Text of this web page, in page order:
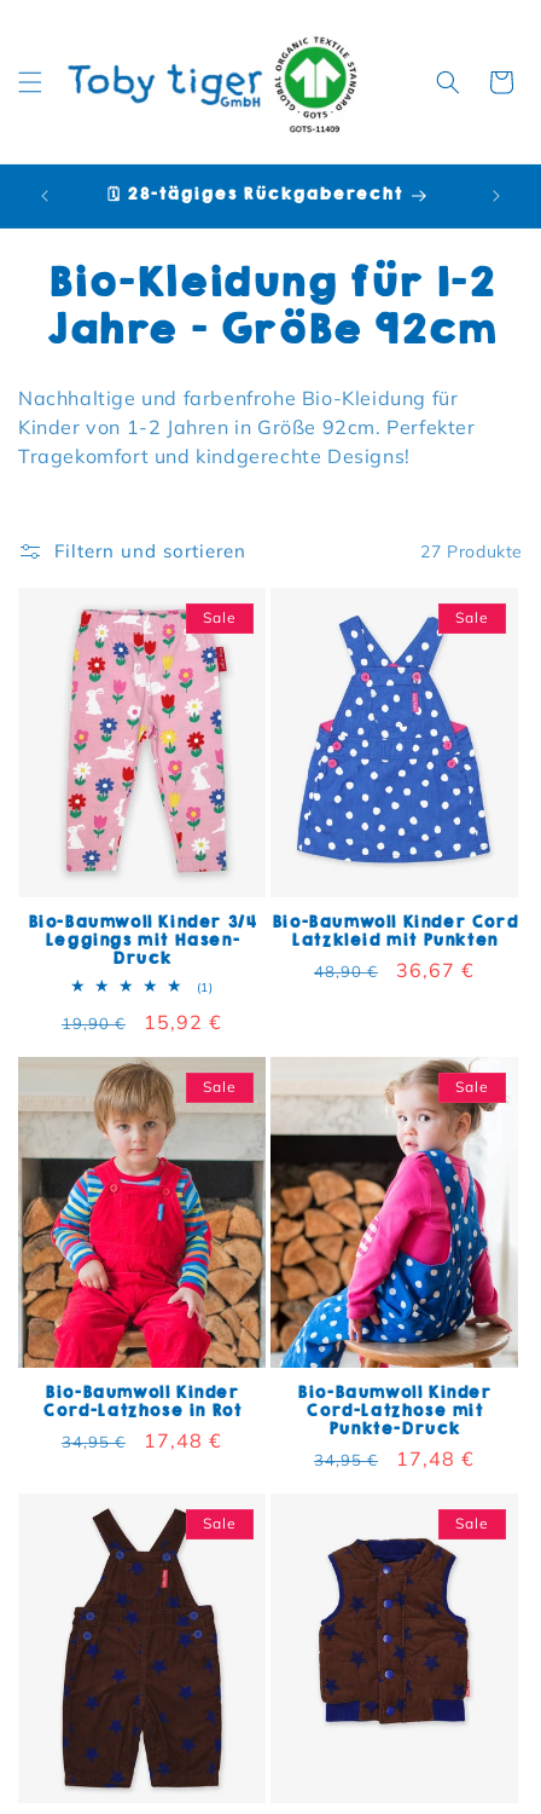
🗓️ 28-tägiges Rückgaberecht
Kategorie:
Bio-Kleidung für 1-2
Jahre – Größe 92cm
Nachhaltige und farbenfrohe Bio-Kleidung für
Kinder von 1-2 Jahren in Größe 92cm. Perfekter
Tragekomfort und kindgerechte Designs!
Filtern und sortieren 27 Produkte
Sale
Bio-Baumwoll Kinder 3/4
Leggings mit Hasen-
Druck
(1)1 Bewertungen insgesamt
Normaler Preis
19,90 € Verkaufspreis
15,92 €
Sale
Bio-Baumwoll Kinder Cord
Latzkleid mit Punkten
Normaler Preis
48,90 € Verkaufspreis
36,67 €
Sale
Bio-Baumwoll Kinder
Cord-Latzhose in Rot
Normaler Preis
34,95 € Verkaufspreis
17,48 €
Sale
Bio-Baumwoll Kinder
Cord-Latzhose mit
Punkte-Druck
Normaler Preis
34,95 € Verkaufspreis
17,48 €
Sale Sale